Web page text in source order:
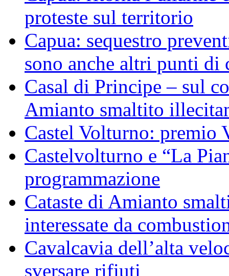
proteste sul territorio
Capua: sequestro
sono anche altri punti di
Casal di Principe – sul
Amianto smaltito
Castel Volturno: premio
Castelvolturno e “La
programmazione
Cataste di Amianto
interessate da
Cavalcavia dell’alta
sversare rifiuti